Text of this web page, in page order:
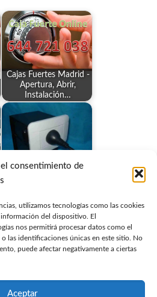
consentimiento de
utilizamos tecnologías como las cookies
del dispositivo. El
nos permitirá procesar datos como el
las identificaciones únicas en este sitio. No
puede afectar negativamente a ciertas
Aceptar
Cajas Fuertes Madrid -
Apertura, Abrir,
Instalación…
Reparar Apertura